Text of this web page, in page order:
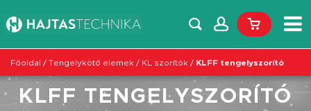
Főoldal / Tengelykötő elemek / KL szorítók / KLFF tengelyszorító
KLFF TENGELYSZORÍTÓ